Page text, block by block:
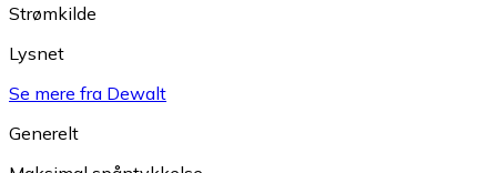
Strømkilde
Lysnet
Se mere fra Dewalt
Generelt